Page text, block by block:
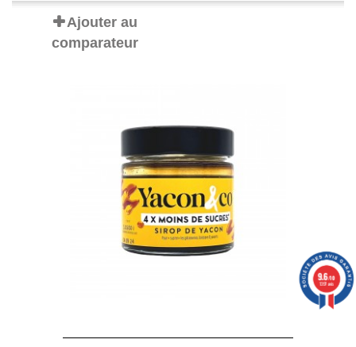
Ajouter au
comparateur
9.6/10
1397 avis